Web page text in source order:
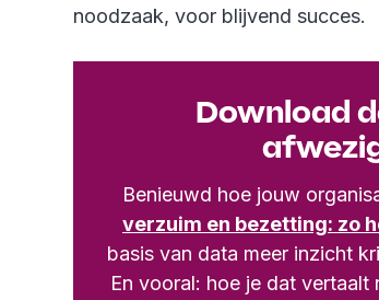
noodzaak, voor blijvend succes.
Download
Benieuwd hoe jouw
verzuim en bezetting: zo
basis van data meer inzicht
En vooral: hoe je dat